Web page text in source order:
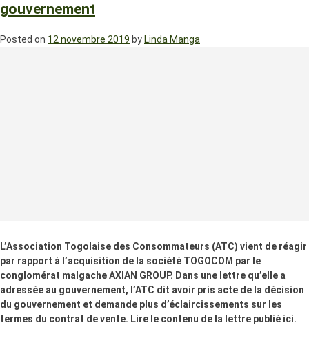
gouvernement
Posted on 12 novembre 2019 by Linda Manga
L’Association Togolaise des Consommateurs (ATC) vient de réagir
par rapport à l’acquisition de la société TOGOCOM par le
conglomérat malgache AXIAN GROUP. Dans une lettre qu’elle a
adressée au gouvernement, l’ATC dit avoir pris acte de la décision
du gouvernement et demande plus d’éclaircissements sur les
termes du contrat de vente. Lire le contenu de la lettre publié ici.